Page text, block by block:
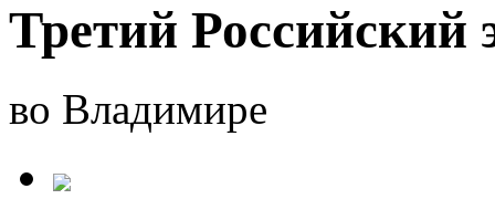
Третий Российский
во Владимире